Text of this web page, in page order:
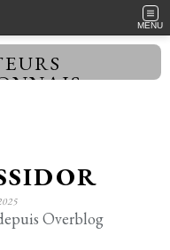
MENU
Overblog